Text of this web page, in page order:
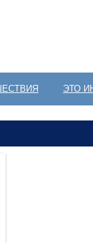
ЭТО